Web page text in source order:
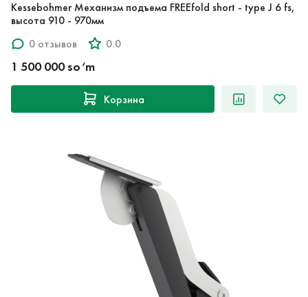
Kessebohmer Механизм подъема FREEfold short - type J 6 fs,
высота 910 - 970мм
0 отзывов
0.0
1 500 000 so‘m
Корзина